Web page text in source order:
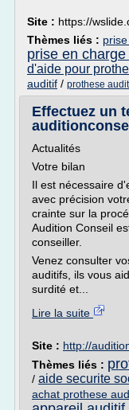
Site : https://
Thèmes liés :
prise en
d'aide pour
auditif / prothese
Effectuez un
Actualités
Votre bilan
Il est nécessaire
avec précision
crainte sur la
Audition Conseil
conseiller.
Venez consulter
auditifs, ils vous
surdité et...
Lire la suite
Site : http://
Thèmes liés :
/ aide securite
achat prothese